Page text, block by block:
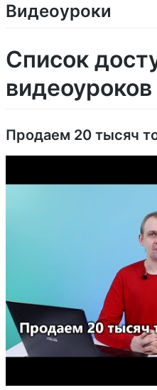
Видеоуроки
Список
видеоуроков
Продаем 20 тысяч